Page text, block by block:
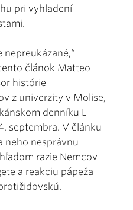
pri vyhladení
nepreukázané,“
článok Matteo
histórie
z univerzity v Molise,
denníku L
septembra. V článku
neho nesprávnu
razie Nemcov
a reakciu pápeža